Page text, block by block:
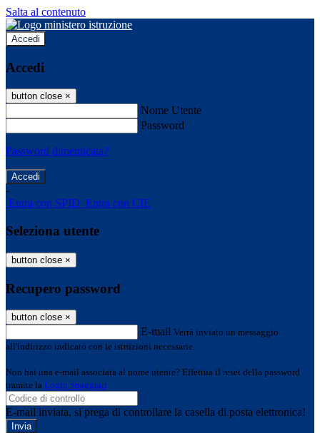
Salta al contenuto
Accedi
Accedi
button close ×
Nome Utente
Password
Password dimenticata?
-
Entra con SPID Entra con CIE
Seleziona utente
button close ×
Recupero password
button close ×
E-mail Verrà inviato un messaggio
all'indirizzo indicato con le istruzioni necessarie.
Non hai una e-mail associata al nome utente? Effettua il reset della password
tramite la Login Spaggiari
E-mail inviata, si prega di controllare la casella di posta elettronica!